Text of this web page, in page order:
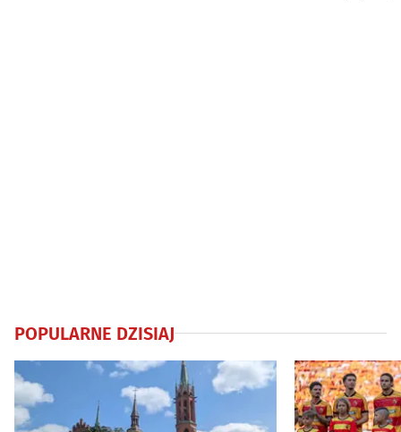
POPULARNE DZISIAJ